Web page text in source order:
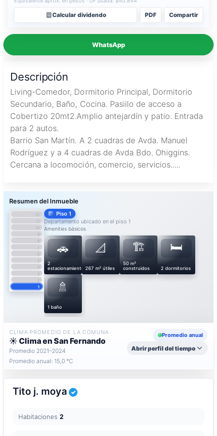
Calcular dividendo PDF Compartir
WhatsApp
Descripción
Living-Comedor, Dormitorio Principal, Dormitorio
Secundario, Baño, Cocina. Pasiilo de acceso a
Cobertizo 20mt2.Amplio antejardín y patio. Entrada
para 2 autos.
Barrio San Martín. A 2 cuadras de Avda. Manuel
Rodríguez y a 4 cuadras de Avda Bdo. Ohiggins.
Cercana a locomoción, comercio, servicios.....
1
2
3
4
5
6
7
8
9
10
11
12
Piso 1
Departamento ubicado en el piso 1
Amenities básicos
🚗
2
estacionamientos
📐
267 m² útiles
🏗️
50 m²
construidos
🛏️
2 dormitorios
🚿
1 baño
CLIMA PROMEDIO DE LA COMUNA
☀️ Clima en San Fernando
Promedio 2021–2024
Promedio anual: 15,0 °C
Promedio anual
Abrir perfil del tiempo
Tito j. moya
Habitaciones 2